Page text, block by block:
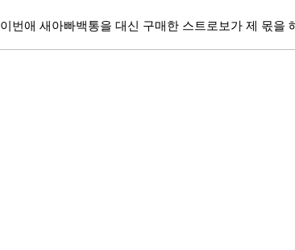
이번애 새아빠백통을 대신 구매한 스트로보가 제 몫을